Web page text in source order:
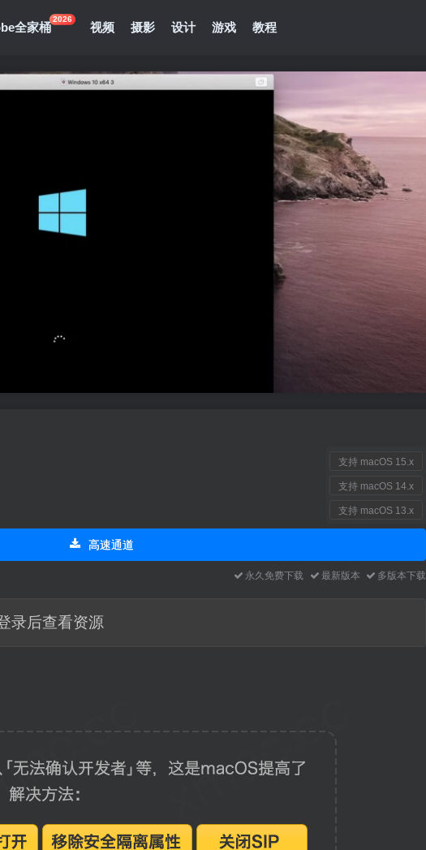
全家桶
2026
视频 摄影 设计 游戏 教程
高速通道
永久免费下载 最新版本 多版本下载
支持 macOS 15.x
支持 macOS 14.x
支持 macOS 13.x
录后查看资源